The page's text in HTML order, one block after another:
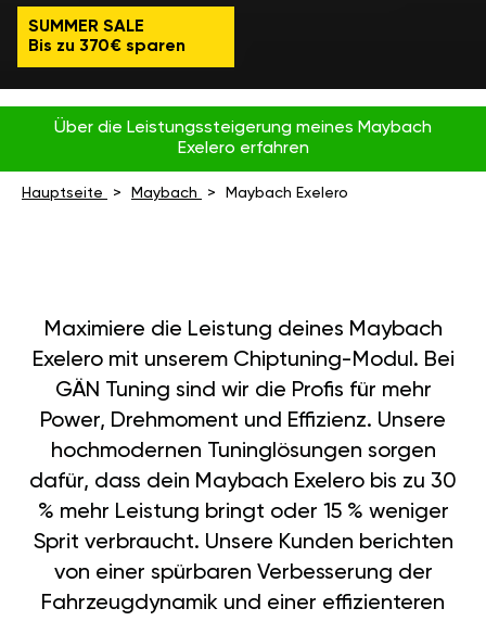
SUMMER SALE
Bis zu 370€ sparen
Über die Leistungssteigerung meines Maybach
Exelero erfahren
Hauptseite Maybach Maybach Exelero
Maximiere die Leistung deines Maybach
Exelero mit unserem Chiptuning-Modul. Bei
GÄN Tuning sind wir die Profis für mehr
Power, Drehmoment und Effizienz. Unsere
hochmodernen Tuninglösungen sorgen
dafür, dass dein Maybach Exelero bis zu 30
% mehr Leistung bringt oder 15 % weniger
Sprit verbraucht. Unsere Kunden berichten
von einer spürbaren Verbesserung der
Fahrzeugdynamik und einer effizienteren